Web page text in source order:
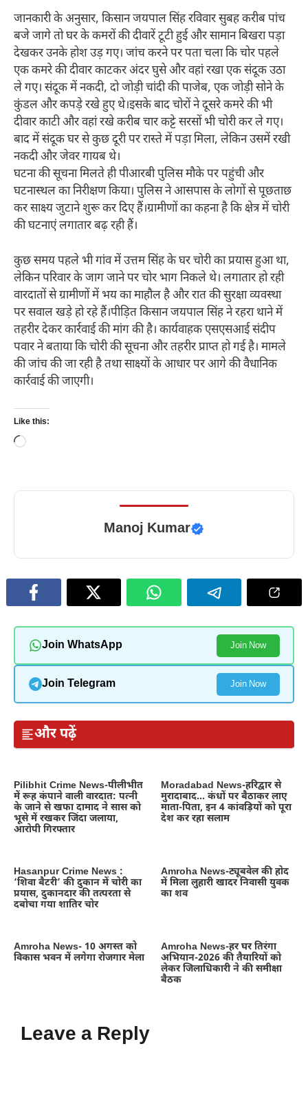
जानकारी के अनुसार, किसान जयपाल सिंह रविवार सुबह करीब पांच
बजे जागे तो घर के कमरों की दीवारें टूटी हुई और सामान बिखरा पड़ा
देखकर उनके होश उड़ गए। जांच करने पर पता चला कि चोर पहले
एक कमरे की दीवार काटकर अंदर घुसे और वहां रखा एक संदूक उठा
ले गए। संदूक में नकदी, दो जोड़ी चांदी की पाजेब, एक जोड़ी सोने के
कुंडल और कपड़े रखे हुए थे।इसके बाद चोरों ने दूसरे कमरे की भी
दीवार काटी और वहां रखे करीब चार कट्टे सरसों भी चोरी कर ले गए।
बाद में संदूक घर से कुछ दूरी पर रास्ते में पड़ा मिला, लेकिन उसमें रखी
नकदी और जेवर गायब थे।
घटना की सूचना मिलते ही पीआरबी पुलिस मौके पर पहुंची और
घटनास्थल का निरीक्षण किया। पुलिस ने आसपास के लोगों से पूछताछ
कर साक्ष्य जुटाने शुरू कर दिए हैं।ग्रामीणों का कहना है कि क्षेत्र में चोरी
की घटनाएं लगातार बढ़ रही हैं।
कुछ समय पहले भी गांव में उत्तम सिंह के घर चोरी का प्रयास हुआ था,
लेकिन परिवार के जाग जाने पर चोर भाग निकले थे। लगातार हो रही
वारदातों से ग्रामीणों में भय का माहौल है और रात की सुरक्षा व्यवस्था
पर सवाल खड़े हो रहे हैं।पीड़ित किसान जयपाल सिंह ने रहरा थाने में
तहरीर देकर कार्रवाई की मांग की है। कार्यवाहक एसएसआई संदीप
पवार ने बताया कि चोरी की सूचना और तहरीर प्राप्त हो गई है। मामले
की जांच की जा रही है तथा साक्ष्यों के आधार पर आगे की वैधानिक
कार्रवाई की जाएगी।
Like this:
Loading…
Manoj Kumar
Join WhatsApp Join Now
Join Telegram Join Now
और पढ़ें
Pilibhit Crime News-पीलीभीत
में रूह कंपाने वाली वारदात: पत्नी
के जाने से खफा दामाद ने सास को
भूसे में रखकर जिंदा जलाया,
आरोपी गिरफ्तार
Moradabad News-हरिद्वार से
मुरादाबाद… कंधों पर बैठाकर लाए
माता-पिता, इन 4 कांवड़ियों को पूरा
देश कर रहा सलाम
Hasanpur Crime News :
‘शिवा बैटरी’ की दुकान में चोरी का
प्रयास, दुकानदार की तत्परता से
दबोचा गया शातिर चोर
Amroha News-ट्यूबवेल की होद
में मिला लुहारी खादर निवासी युवक
का शव
Amroha News- 10 अगस्त को
विकास भवन में लगेगा रोजगार मेला
Amroha News-हर घर तिरंगा
अभियान-2026 की तैयारियों को
लेकर जिलाधिकारी ने की समीक्षा
बैठक
Leave a Reply